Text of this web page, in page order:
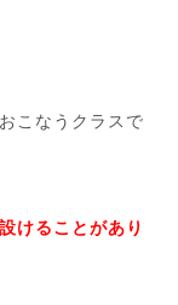
こなうクラスで
けることがあり